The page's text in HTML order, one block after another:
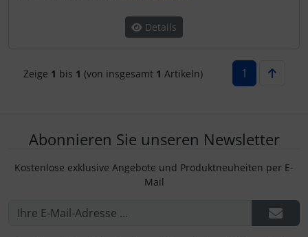
Details
Zeige 1 bis 1 (von insgesamt 1 Artikeln) 1
Abonnieren Sie unseren Newsletter
Kostenlose exklusive Angebote und Produktneuheiten per E-
Mail